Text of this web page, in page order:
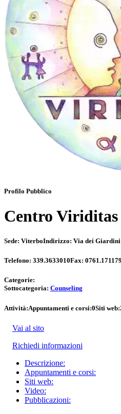
Profilo Pubblico
Centro Viriditas
Sede: ViterboIndirizzo: Via dei Giardini
Telefono: 339.3633010Fax:
Categorie:
Sottocategoria: Counseling
Attività:Appuntamenti e corsi:0Siti web:
Vai al sito
Richiedi informazioni
Descrizione:
Appuntamenti e corsi:
Siti web:
Video:
Pubblicazioni: